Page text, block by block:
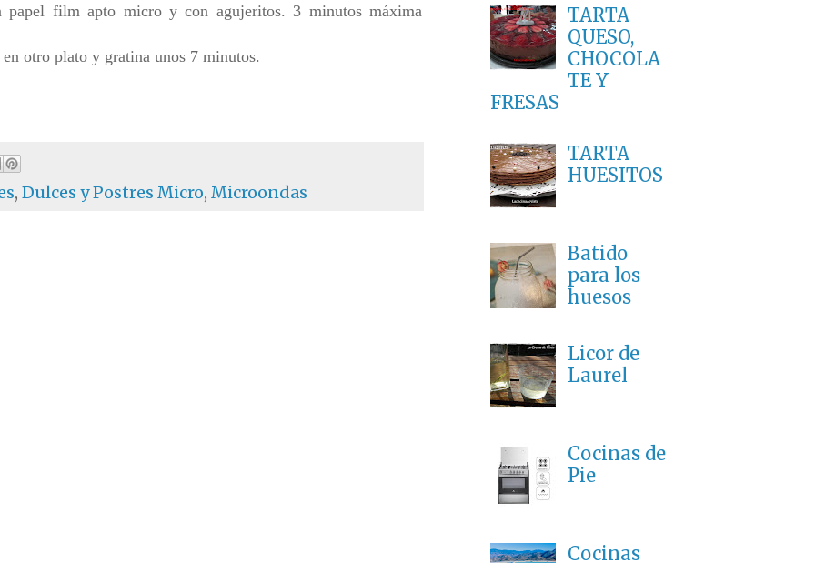
papel film apto micro y con agujeritos. 3 minutos máxima
otro plato y gratina unos 7 minutos.
, Dulces y Postres Micro, Microondas
TARTA
QUESO,
CHOCOLA
TE Y
FRESAS
TARTA
HUESITOS
Batido
para los
huesos
Licor de
Laurel
Cocinas de
Pie
Cocinas